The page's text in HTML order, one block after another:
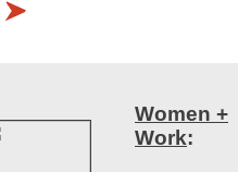
Women +
Work: